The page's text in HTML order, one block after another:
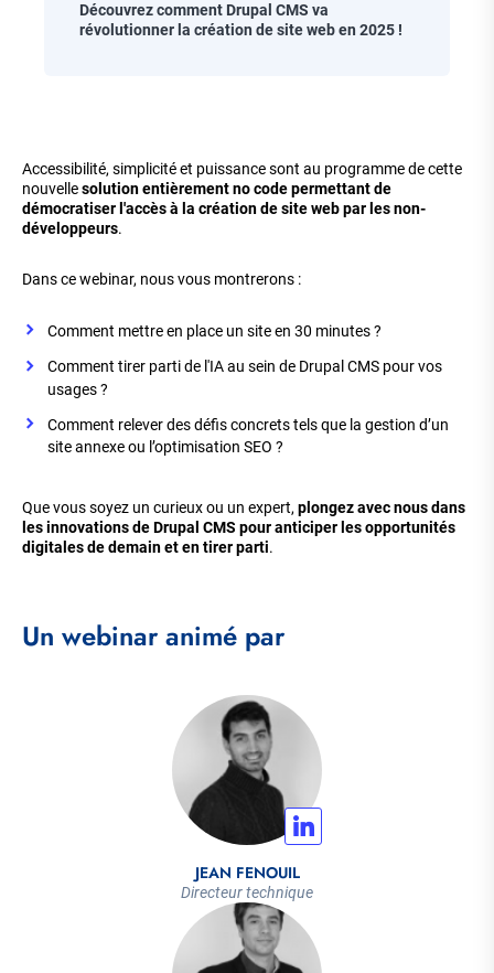
Chapo
Découvrez comment Drupal CMS va
révolutionner la création de site web en 2025 !
de
la
page
Accessibilité, simplicité et puissance sont au programme de cette
nouvellesolution entièrement no code permettant de
démocratiser l'accès à la création de site web par les non-
développeurs.
Dans ce webinar, nous vous montrerons :
Comment mettre en place un site en 30 minutes ?
Comment tirer parti de l'IA au sein de Drupal CMS pour vos
usages ?
Comment relever des défis concrets tels que la gestion d’un
site annexe ou l’optimisation SEO ?
Que vous soyez un curieux ou un expert, plongez avec nous dans
les innovations de Drupal CMS pour anticiper les opportunités
digitales de demain et en tirer parti.
Un webinar animé par
JEAN FENOUIL
Directeur technique